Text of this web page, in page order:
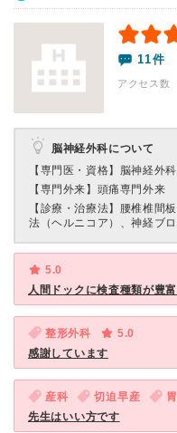
11件
アクセス数
脳神経外科について
【専門医・資格】 脳神経外
【専門外来】 頭痛専門外来
【診療・治療法】
腰椎椎間
法（ヘルニコア）、神経ブロ
5.0
人間ドックに検査種類が豊富
整形外科
5.0
感謝しています
産科 切迫早産
先生はいい方です